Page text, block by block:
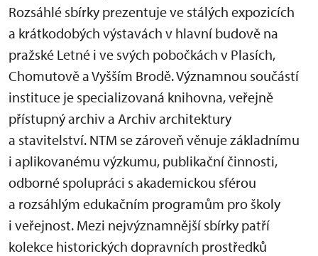
Rozsáhlé sbírky prezentuje ve stálých expozicích
a krátkodobých výstavách v hlavní budově na
pražské Letné i ve svých pobočkách v Plasích,
Chomutově a Vyšším Brodě. Významnou součástí
instituce je specializovaná knihovna, veřejně
přístupný archiv a Archiv architektury
a stavitelství. NTM se zároveň věnuje základnímu
i aplikovanému výzkumu, publikační činnosti,
odborné spolupráci s akademickou sférou
a rozsáhlým edukačním programům pro školy
i veřejnost. Mezi nejvýznamnější sbírky patří
kolekce historických dopravních prostředků